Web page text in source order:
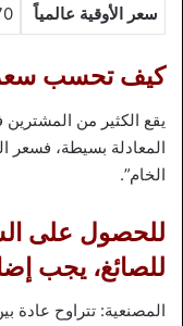
سعر الأوقية عالمياً
كيف تحسب سعر
يقع الكثير من
المعادلة بسيطة، فسعر
الخام”.
للحصول على
للصائغ، يجب